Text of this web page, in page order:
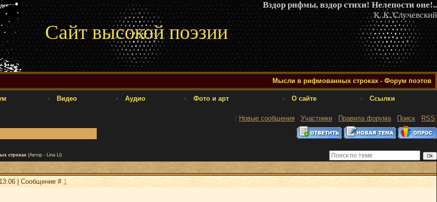
Вздор рифмы, вздор стихи! Нелепости оне!..
К. К. Случевский
Сайт высокой поэзии
Мысли в рифмованных строках - Форум поэтов
Видео Аудио Фото и арт О сайте Ссылки
[ Новые сообщения · Участники · Правила форума· Поиск · RSS]
строках (Автор - Lina Li)
| Сообщение # 1